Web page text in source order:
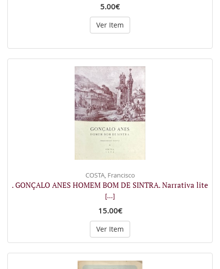
5.00€
Ver Item
COSTA, Francisco
. GONÇALO ANES HOMEM BOM DE SINTRA. Narrativa lite
[...]
15.00€
Ver Item